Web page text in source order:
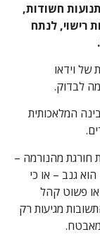
חשודות,
רישוי, לנתח
של וידאו
לבדוק.
המלאכותית
חורגת מהנורמה –
גנב – או כי
פשוט קהל
מגיעות רק